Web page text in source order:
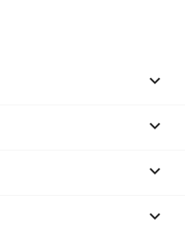



keyboard_arrow_down